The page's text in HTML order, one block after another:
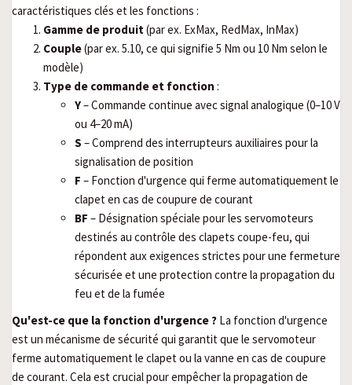
caractéristiques clés et les fonctions :
Gamme de produit(par ex. ExMax, RedMax, InMax)
Couple(par ex. 5.10, ce qui signifie 5 Nm ou 10 Nm selon le
modèle)
Type de commande et fonction :
Y– Commande continue avec signal analogique (0–10 V
ou 4–20 mA)
S – Comprend des interrupteurs auxiliaires pour la
signalisation de position
F – Fonction d'urgence qui ferme automatiquement le
clapet en cas de coupure de courant
BF – Désignation spéciale pour les servomoteurs
destinés au contrôle des clapets coupe-feu, qui
répondent aux exigences strictes pour une fermeture
sécurisée et une protection contre la propagation du
feu et de la fumée
Qu'est-ce que la fonction d'urgence ? La fonction d'urgence
est un mécanisme de sécurité qui garantit que le servomoteur
ferme automatiquement le clapet ou la vanne en cas de coupure
de courant. Cela est crucial pour empêcher la propagation de